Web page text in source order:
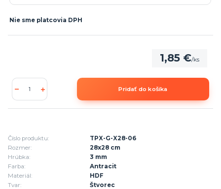
Nie sme platcovia DPH
1,85 €/ks
Pridať do košíka
Číslo produktu:
TPX-G-X28-06
Rozmer:
28x28 cm
Hrúbka:
3 mm
Farba:
Antracit
Materiál:
HDF
Tvar:
Štvorec